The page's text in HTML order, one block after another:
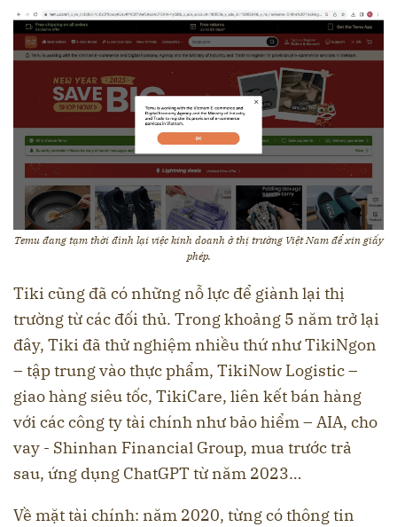
Temu đang tạm thời đình lại việc kinh doanh ở thị trường Việt Nam để xin giấy
phép.
Tiki cũng đã có những nỗ lực để giành lại thị
trường từ các đối thủ. Trong khoảng 5 năm trở lại
đây, Tiki đã thử nghiệm nhiều thứ như TikiNgon
– tập trung vào thực phẩm, TikiNow Logistic –
giao hàng siêu tốc, TikiCare, liên kết bán hàng
với các công ty tài chính như bảo hiểm – AIA, cho
vay - Shinhan Financial Group, mua trước trả
sau, ứng dụng ChatGPT từ năm 2023…
Về mặt tài chính: năm 2020, từng có thông tin